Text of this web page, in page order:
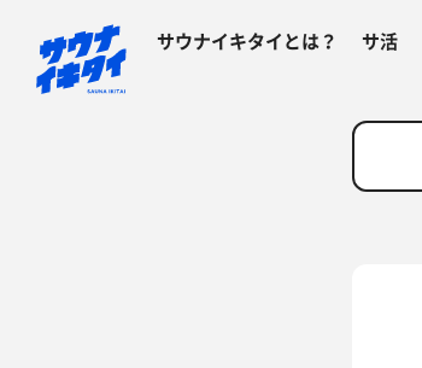
サウナイキタイとは？ サ活